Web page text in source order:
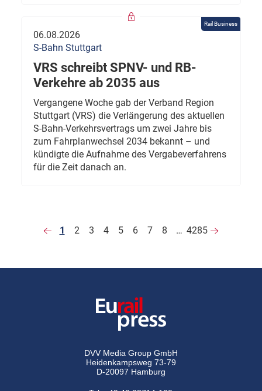
Rail Business
06.08.2026
S-Bahn Stuttgart
VRS schreibt SPNV- und RB-
Verkehre ab 2035 aus
Vergangene Woche gab der Verband Region
Stuttgart (VRS) die Verlängerung des aktuellen
S-Bahn-Verkehrsvertrags um zwei Jahre bis
zum Fahrplanwechsel 2034 bekannt – und
kündigte die Aufnahme des Vergabeverfahrens
für die Zeit danach an.
1 2 3 4 5 6 7 8 … 4285
DVV Media Group GmbH
Heidenkampsweg 73-79
D-20097 Hamburg